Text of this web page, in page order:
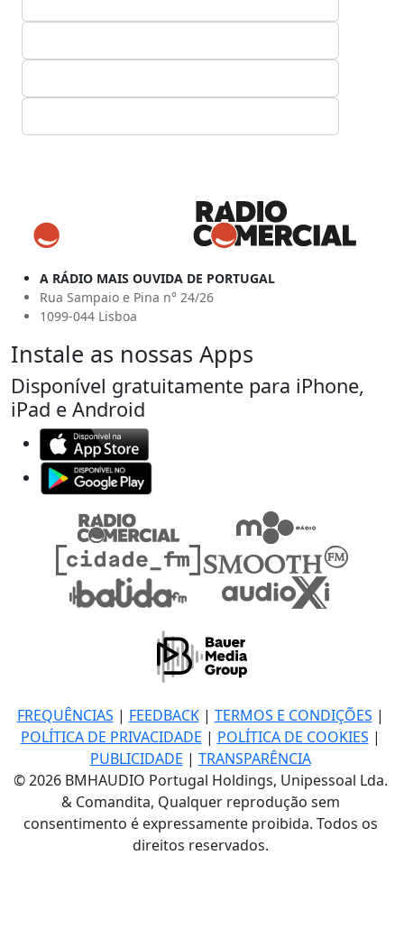
A RÁDIO MAIS OUVIDA DE PORTUGAL
Rua Sampaio e Pina n° 24/26
1099-044 Lisboa
Instale as nossas Apps
Disponível gratuitamente para iPhone,
iPad e Android
FREQUÊNCIAS | FEEDBACK| TERMOS E CONDIÇÕES |
POLÍTICA DE PRIVACIDADE | POLÍTICA DE COOKIES |
PUBLICIDADE | TRANSPARÊNCIA
© 2026 BMHAUDIO Portugal Holdings, Unipessoal Lda.
& Comandita, Qualquer reprodução sem
consentimento é expressamente proibida. Todos os
direitos reservados.